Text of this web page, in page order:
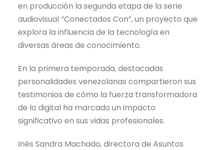
en producción la segunda etapa de la serie
audiovisual “Conectados Con”, un proyecto que
explora la influencia de la tecnología en
diversas áreas de conocimiento.
En la primera temporada, destacadas
personalidades venezolanas compartieron sus
testimonios de cómo la fuerza transformadora
de lo digital ha marcado un impacto
significativo en sus vidas profesionales.
Inés Sandra Machado, directora de Asuntos